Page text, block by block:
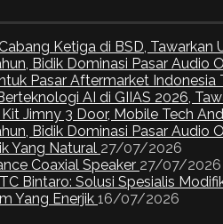
Ketiga di BSD, Tawarkan
Bidik Dominasi Pasar
Pasar Aftermarket
AI di GIIAS 2026,
Jimny 3 Door, Mobile Tech
Bidik Dominasi Pasar
Yang Natural 27/07/2026
Coaxial Speaker 27/07/2026
Bintaro: Solusi Spesialis
Yang Enerjik 16/07/2026